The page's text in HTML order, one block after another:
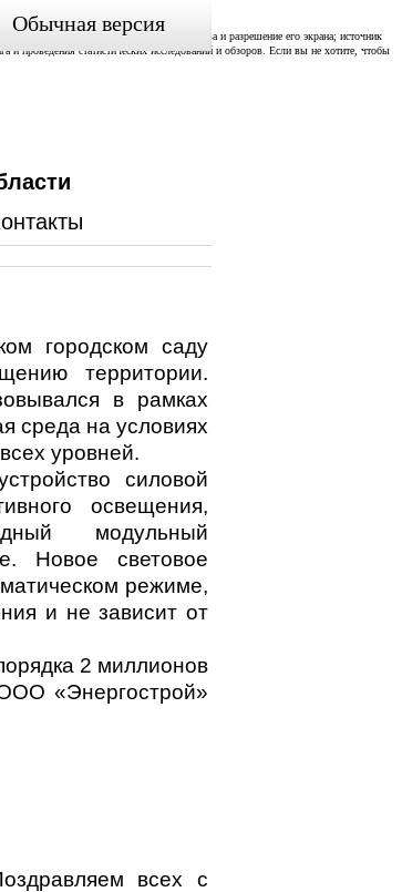
ОС, тип и версия Браузера; тип устройства и разрешение его экрана; источник
и проведения статистических исследований и обзоров. Если вы не хотите, чтобы
Обычная версия
городском саду
территории.
в рамках
среда на условиях
уровней.
силовой
освещения,
модульный
Новое световое
режиме,
и не зависит от
2 миллионов
«Энергострой»
всех с